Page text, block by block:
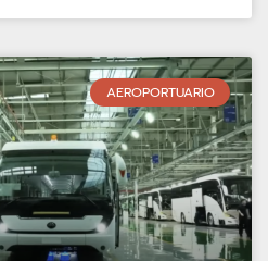
AEROPORTUARIO